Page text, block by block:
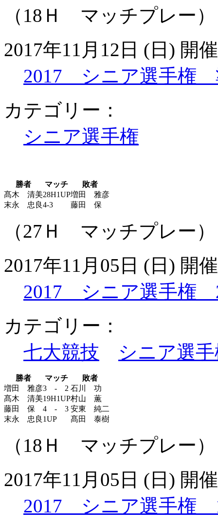
（18Ｈ マッチプレー）
2017年11月12日 (日) 開催
2017 シニア選手権
カテゴリー：
シニア選手権
勝者 マッチ
敗者
髙木 清美28H1UP増田 雅彦
末永 忠良4-3 藤田 保
（27Ｈ マッチプレー）
2017年11月05日 (日) 開催
2017 シニア選手権
カテゴリー：
七大競技
シニア選
勝者 マッチ
敗者
増田 雅彦3 - 2 石川 功
髙木 清美19H1UP村山 薫
藤田 保
4 - 3 安東 純二
末永 忠良 1UP 髙田 泰樹
（18Ｈ マッチプレー）
2017年11月05日 (日) 開催
2017 シニア選手権